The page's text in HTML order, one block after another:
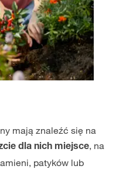
mają znaleźć się na
dla nich miejsce, na
patyków lub